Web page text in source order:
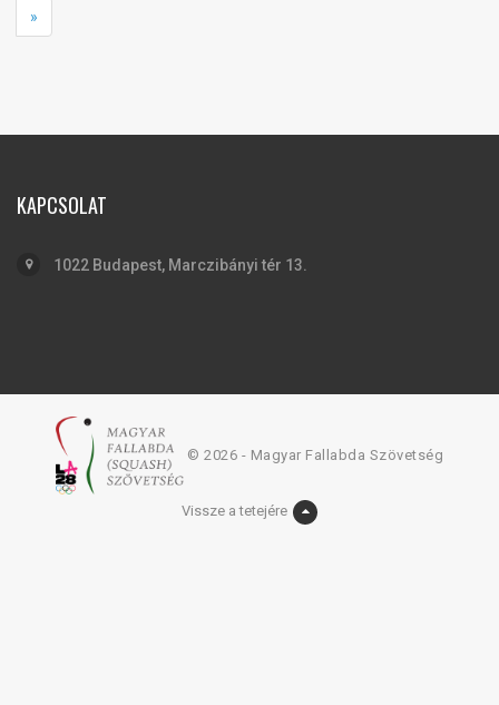
»
KAPCSOLAT
1022 Budapest, Marczibányi tér 13.
© 2026 - Magyar Fallabda Szövetség
Vissze a tetejére